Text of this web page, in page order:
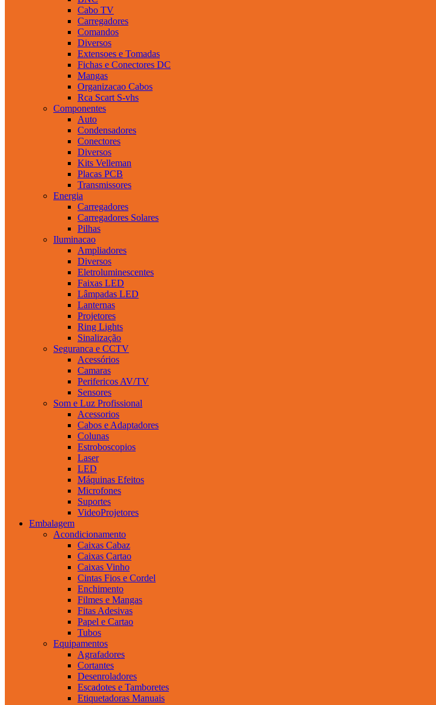
Cabo TV
Carregadores
Comandos
Diversos
Extensoes e Tomadas
Fichas e Conectores DC
Mangas
Organizacao Cabos
Rca Scart S-vhs
Componentes
Auto
Condensadores
Conectores
Diversos
Kits Velleman
Placas PCB
Transmissores
Energia
Carregadores
Carregadores Solares
Pilhas
Iluminacao
Ampliadores
Diversos
Eletroluminescentes
Faixas LED
Lâmpadas LED
Lanternas
Projetores
Ring Lights
Sinalização
Seguranca e CCTV
Acessórios
Camaras
Perifericos AV/TV
Sensores
Som e Luz Profissional
Acessorios
Cabos e Adaptadores
Colunas
Estroboscopios
Laser
LED
Máquinas Efeitos
Microfones
Suportes
VideoProjetores
Embalagem
Acondicionamento
Caixas Cabaz
Caixas Cartao
Caixas Vinho
Cintas Fios e Cordel
Enchimento
Filmes e Mangas
Fitas Adesivas
Papel e Cartao
Tubos
Equipamentos
Agrafadores
Cortantes
Desenroladores
Escadotes e Tamboretes
Etiquetadoras Manuais